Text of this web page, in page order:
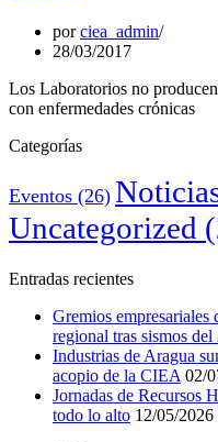
porciea_admin
28/03/2017
Los Laboratorios no
con enfermedades crónicas
Categorías
Eventos (26)
Uncategorized
Entradas recientes
Gremios empresariales
regional tras sismos del
Industrias de Aragua
acopio de la CIEA 02/
Jornadas de Recursos
todo lo alto 12/05/2026